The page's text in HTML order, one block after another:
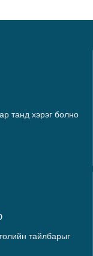
танд хэрэг болно
тайлбарыг